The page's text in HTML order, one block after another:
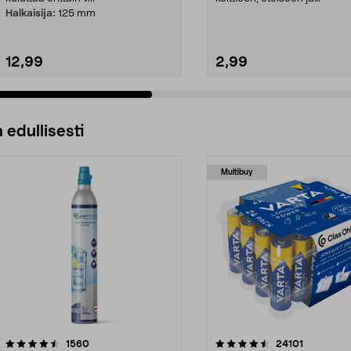
Halkaisija: 125 mm
12,99 2,99
edullisesti
1560arvostelut
Multibuy
4.5viidestä
24101
4.5viidestä